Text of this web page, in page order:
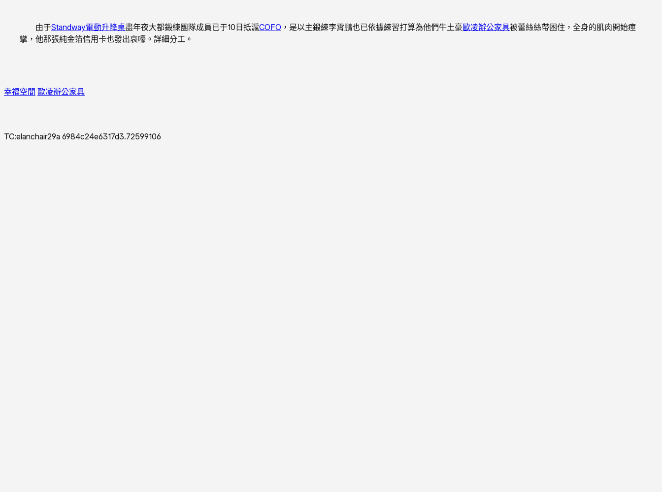
由于Standway電動升降桌盡年夜大都鍛練團隊成員已于10日抵滬COFO ，是以主鍛練李霄鵬也已依據練習打算為他們牛土豪歐凌辦公家具被蕾絲絲帶困住，全身的肌肉開始痙
攣，他那張純金箔信用卡也發出哀嚎。詳細分工。
幸福空間 歐凌辦公家具
TC:elanchair29a 6984c24e6317d3.72599106